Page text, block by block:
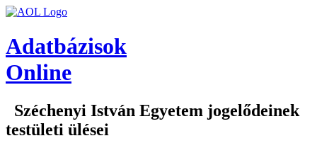
Adatbázisok
Online
Széchenyi István Egyetem jogelődeinek
testületi ülései